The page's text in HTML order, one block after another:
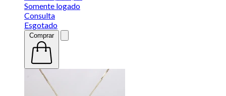
Somente logado
Consulta
Esgotado
Comprar